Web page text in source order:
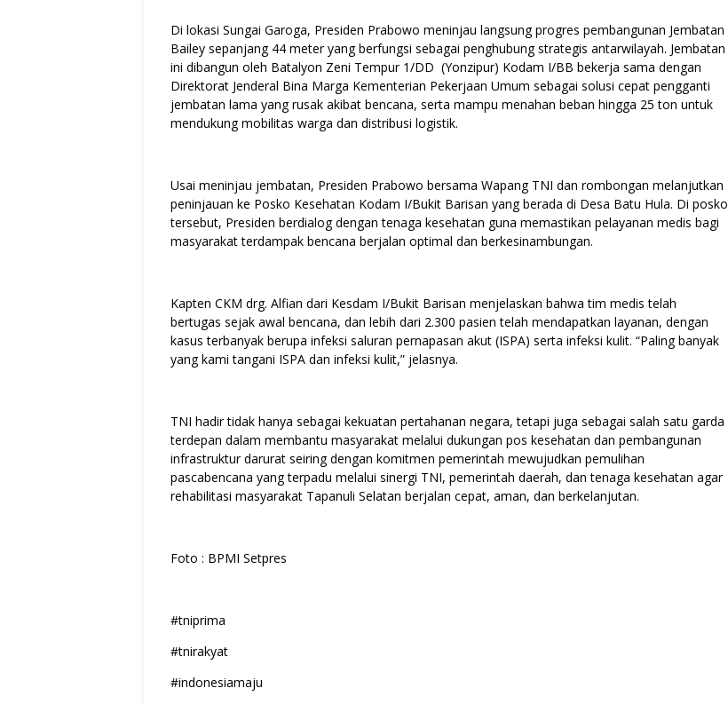
Di lokasi Sungai Garoga, Presiden Prabowo meninjau langsung progres pembangunan Jembatan
Bailey sepanjang 44 meter yang berfungsi sebagai penghubung strategis antarwilayah. Jembatan
ini dibangun oleh Batalyon Zeni Tempur 1/DD (Yonzipur) Kodam I/BB bekerja sama dengan
Direktorat Jenderal Bina Marga Kementerian Pekerjaan Umum sebagai solusi cepat pengganti
jembatan lama yang rusak akibat bencana, serta mampu menahan beban hingga 25 ton untuk
mendukung mobilitas warga dan distribusi logistik.
Usai meninjau jembatan, Presiden Prabowo bersama Wapang TNI dan rombongan melanjutkan
peninjauan ke Posko Kesehatan Kodam I/Bukit Barisan yang berada di Desa Batu Hula. Di posko
tersebut, Presiden berdialog dengan tenaga kesehatan guna memastikan pelayanan medis bagi
masyarakat terdampak bencana berjalan optimal dan berkesinambungan.
Kapten CKM drg. Alfian dari Kesdam I/Bukit Barisan menjelaskan bahwa tim medis telah
bertugas sejak awal bencana, dan lebih dari 2.300 pasien telah mendapatkan layanan, dengan
kasus terbanyak berupa infeksi saluran pernapasan akut (ISPA) serta infeksi kulit. “Paling banyak
yang kami tangani ISPA dan infeksi kulit,” jelasnya.
TNI hadir tidak hanya sebagai kekuatan pertahanan negara, tetapi juga sebagai salah satu garda
terdepan dalam membantu masyarakat melalui dukungan pos kesehatan dan pembangunan
infrastruktur darurat seiring dengan komitmen pemerintah mewujudkan pemulihan
pascabencana yang terpadu melalui sinergi TNI, pemerintah daerah, dan tenaga kesehatan agar
rehabilitasi masyarakat Tapanuli Selatan berjalan cepat, aman, dan berkelanjutan.
Foto : BPMI Setpres
#tniprima
#tnirakyat
#indonesiamaju